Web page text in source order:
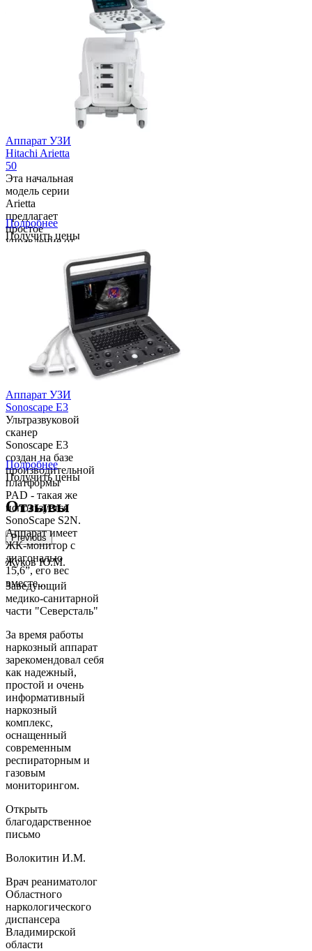
Аппарат УЗИ
Hitachi Arietta
50
Эта начальная
модель серии
Arietta
предлагает
простое
управление от
процесс Arietta
50, простые в
использовании
приложения и
высо...
Подробнее
Получить цены
Аппарат УЗИ
Sonoscape E3
Ультразвуковой
сканер
Sonoscape E3
создан на базе
производительной
платформы
PAD - такая же
используется
SonoScape S2N.
Аппарат имеет
ЖК-монитор с
диагональю
15,6”, его вес
вместе...
Подробнее
Получить цены
Отзывы
Previous
Жуков Ю.М.
Заведующий
медико-санитарной
части "Северсталь"
За время работы
наркозный аппарат
зарекомендовал себя
как надежный,
простой и очень
информативный
наркозный
комплекс,
оснащенный
современным
респираторным и
газовым
мониторингом.
Открыть
благодарственное
письмо
Волокитин И.М.
Врач реаниматолог
Областного
наркологического
диспансера
Владимирской
области